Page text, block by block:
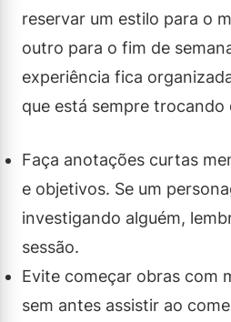
reservar um estilo para o
outro para o fim de
experiência fica
que está sempre trocando
Faça anotações curtas
e objetivos. Se um
investigando alguém,
sessão.
Evite começar obras com
sem antes assistir ao